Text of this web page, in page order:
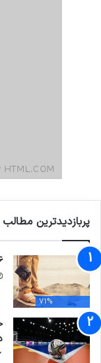
پربازدیدترین مطالب
71%
6 نکته‌ی مهم